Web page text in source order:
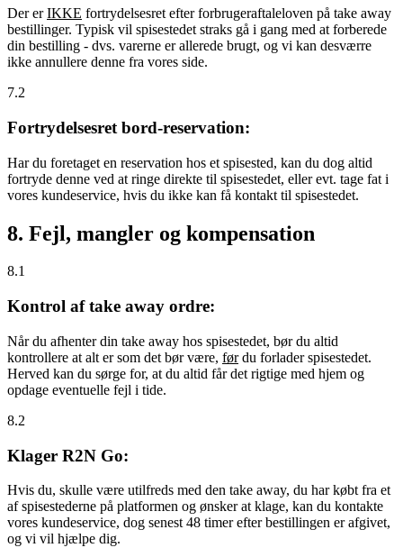
Der erIKKE fortrydelsesret efter forbrugeraftaleloven på take away
bestillinger. Typisk vil spisestedet straks gå i gang med at forberede
din bestilling - dvs. varerne er allerede brugt, og vi kan desværre
ikke annullere denne fra vores side.
7.2
Fortrydelsesret bord-reservation:
Har du foretaget en reservation hos et spisested, kan du dog altid
fortryde denne ved at ringe direkte til spisestedet, eller evt. tage fat i
vores kundeservice, hvis du ikke kan få kontakt til spisestedet.
8. Fejl, mangler og kompensation
8.1
Kontrol af take away ordre:
Når du afhenter din take away hos spisestedet, bør du altid
kontrollere at alt er som det bør være, førdu forlader spisestedet.
Herved kan du sørge for, at du altid får det rigtige med hjem og
opdage eventuelle fejl i tide.
8.2
Klager R2N Go:
Hvis du, skulle være utilfreds med den take away, du har købt fra et
af spisestederne på platformen og ønsker at klage, kan du kontakte
vores kundeservice, dog senest 48 timer efter bestillingen er afgivet,
og vi vil hjælpe dig.